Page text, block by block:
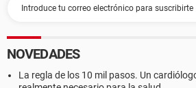
NOVEDADES
La regla de los 10 mil pasos. Un